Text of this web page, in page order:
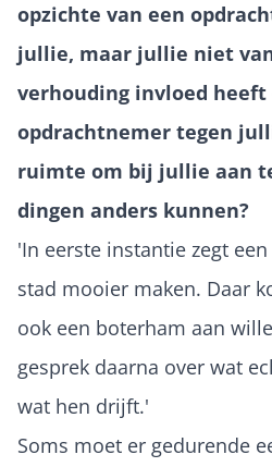
opzichte van een
jullie, maar jullie niet
verhouding invloed
opdrachtnemer tegen
ruimte om bij jullie aan
dingen anders kunnen?
'In eerste instantie zegt
stad mooier maken. Daar
ook een boterham aan
gesprek daarna over wat
wat hen drijft.'
Soms moet er gedurende